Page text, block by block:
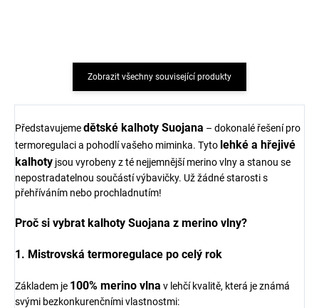
Zobrazit všechny související produkty
Představujemedětské kalhoty Suojana – dokonalé řešení pro
termoregulaci a pohodlí vašeho miminka. Tyto lehké a hřejivé
kalhoty jsou vyrobeny z té nejjemnější merino vlny a stanou se
nepostradatelnou součástí výbavičky. Už žádné starosti s
přehříváním nebo prochladnutím!
Proč si vybrat kalhoty Suojana z merino vlny?
1. Mistrovská termoregulace po celý rok
Základem je 100% merino vlna v lehčí kvalitě, která je známá
svými bezkonkurenčními vlastnostmi: